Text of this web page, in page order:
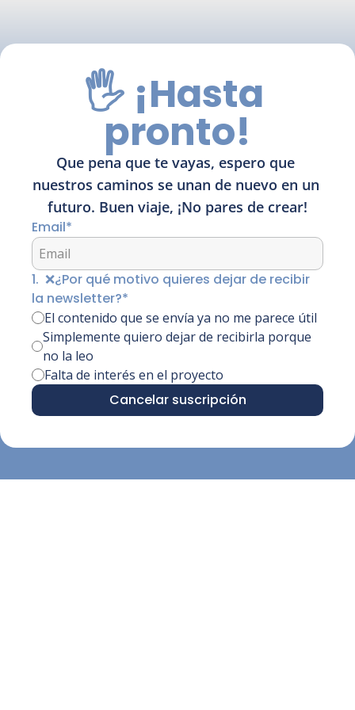
🖐 ¡Hasta
pronto!
Que pena que te vayas, espero que
nuestros caminos se unan de nuevo en un
futuro. Buen viaje, ¡No pares de crear!
Email*
1. ❌¿Por qué motivo quieres dejar de recibir
la newsletter?*
El contenido que se envía ya no me parece útil
Simplemente quiero dejar de recibirla porque
no la leo
Falta de interés en el proyecto